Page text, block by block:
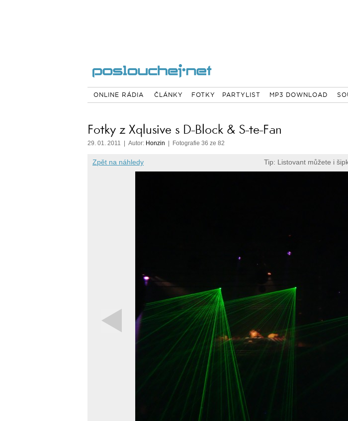
ONLINE RÁDIA ČLÁNKY FOTKY PARTYLIST MP3 DOWNLOAD
Fotky z Xqlusive s D-Block & S-te-Fan
29. 01. 2011 | Autor: Honzin | Fotografie 36 ze 82
Zpět na náhledy Tip: Listovant můžete i